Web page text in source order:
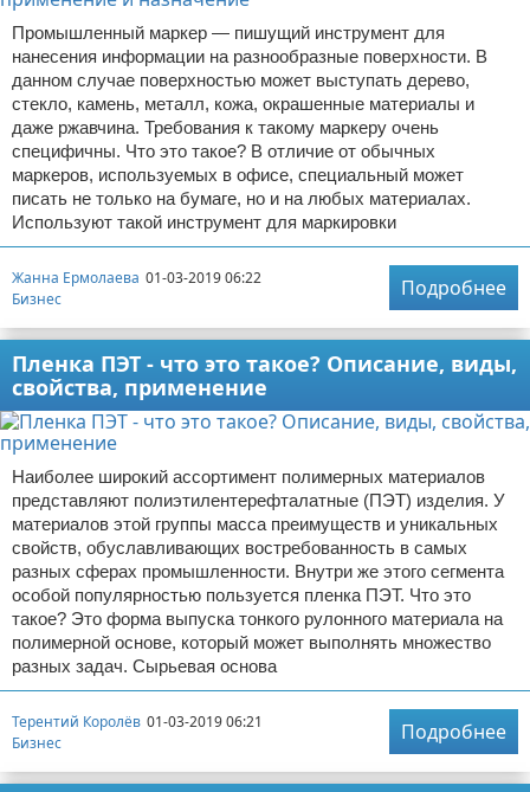
Промышленный маркер — пишущий инструмент для
нанесения информации на разнообразные поверхности. В
данном случае поверхностью может выступать дерево,
стекло, камень, металл, кожа, окрашенные материалы и
даже ржавчина. Требования к такому маркеру очень
специфичны. Что это такое? В отличие от обычных
маркеров, используемых в офисе, специальный может
писать не только на бумаге, но и на любых материалах.
Используют такой инструмент для маркировки
Жанна Ермолаева 01-03-2019 06:22
Бизнес
Подробнее
Пленка ПЭТ - что это такое? Описание, виды,
свойства, применение
Наиболее широкий ассортимент полимерных материалов
представляют полиэтилентерефталатные (ПЭТ) изделия. У
материалов этой группы масса преимуществ и уникальных
свойств, обуславливающих востребованность в самых
разных сферах промышленности. Внутри же этого сегмента
особой популярностью пользуется пленка ПЭТ. Что это
такое? Это форма выпуска тонкого рулонного материала на
полимерной основе, который может выполнять множество
разных задач. Сырьевая основа
Терентий Королёв 01-03-2019 06:21
Бизнес
Подробнее